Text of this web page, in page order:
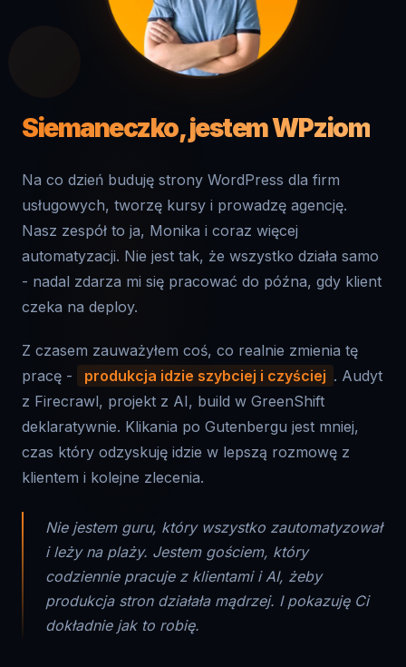
Na co dzień buduję strony WordPress dla firm
usługowych, tworzę kursy i prowadzę agencję.
Nasz zespół to ja, Monika i coraz więcej
automatyzacji. Nie jest tak, że wszystko działa samo
- nadal zdarza mi się pracować do późna, gdy klient
Z czasem zauważyłem coś, co realnie zmienia tę
produkcja idzie szybciej i czyściej
z Firecrawl, projekt z AI, build w GreenShift
deklaratywnie. Klikania po Gutenbergu jest mniej,
klientem i kolejne zlecenia.
Nie jestem guru, który wszystko zautomatyzował
codziennie pracuje z klientami i AI, żeby
produkcja stron działała mądrzej. I pokazuję Ci
dokładnie jak to robię.
W kursie nie sprzedaję wizji. Pokazuję swój warsztat